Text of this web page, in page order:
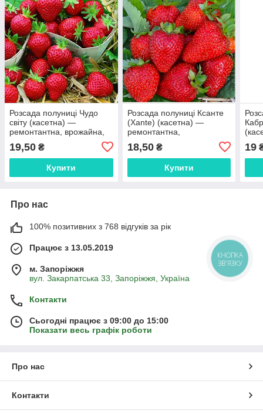
Розсада полуниці Чудо
світу (касетна) —
ремонтантна, врожайна,
19,50 ₴
Купити
Розсада полуниці Ксанте
(Xante) (касетна) —
ремонтантна,
18,50₴
Купити
19
Про нас
100% позитивних з 768 відгуків за рік
Працює з 13.05.2019
м. Запоріжжя
вул. Закарпатська 33, Запоріжжя, Україна
Контакти
Сьогодні працює з 09:00 до 15:00
Показати весь графік роботи
Про нас
Контакти
КНОПКА
ЗВ'ЯЗКУ